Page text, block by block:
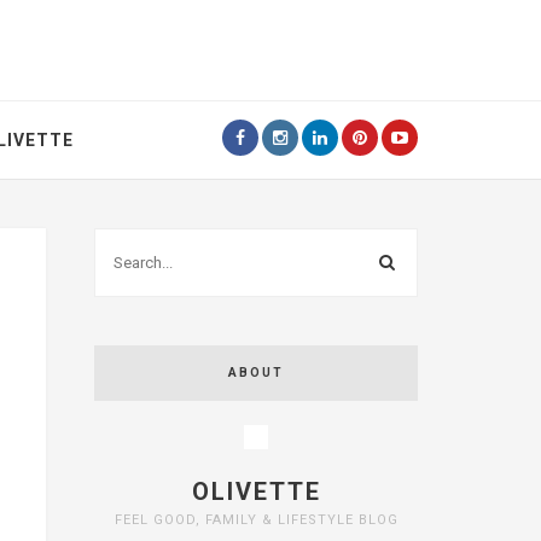
ABOUT
OLIVETTE
FEEL GOOD, FAMILY & LIFESTYLE BLOG